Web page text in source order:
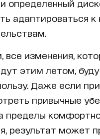
определенный
адаптироваться к
все изменения,
этим летом,
Даже если
привычные
пределы
результат может